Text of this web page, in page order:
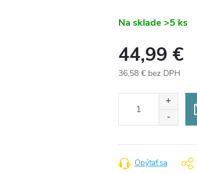
Na sklade >5 ks
44,99 €
36,58 € bez DPH
Opýtať sa